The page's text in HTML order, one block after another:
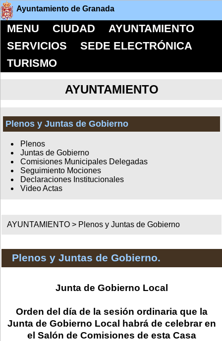
Ayuntamiento de Granada
MENU CIUDAD
AYUNTAMIENTO
SERVICIOS
SEDE ELECTRÓNICA
TURISMO
AYUNTAMIENTO
Plenos y Juntas de Gobierno
Plenos
Juntas de Gobierno
Comisiones Municipales Delegadas
Seguimiento Mociones
Declaraciones Institucionales
Video Actas
AYUNTAMIENTO > Plenos y Juntas de Gobierno
Plenos y Juntas de Gobierno.
Junta de Gobierno Local
Orden del día de la sesión ordinaria que la
Junta de Gobierno Local habrá de celebrar en
el Salón de Comisiones de esta Casa